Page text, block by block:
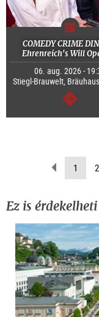
COMEDY CRIME
Ehrenreich's Will
06. aug. 2026 -
Stiegl-Brauwelt,
Lapozás
vissza
1
oldal)
2
Ez is